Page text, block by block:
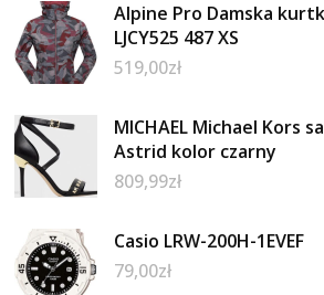
Alpine Pro Damska
LJCY525 487 XS
519,00zł
MICHAEL Michael Kors
Astrid kolor czarny
809,99zł
Casio LRW-200H-1EVEF
79,00zł